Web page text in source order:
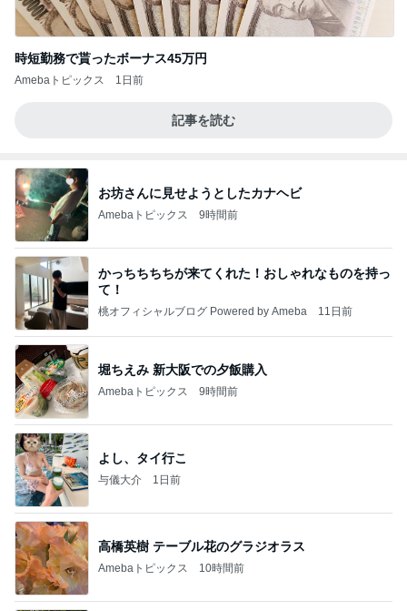
時短勤務で貰ったボーナス45万円
Amebaトピックス 1日前
記事を読む
お坊さんに見せようとしたカナヘビ
Amebaトピックス 9時間前
かっちちちちが来てくれた！おしゃれなものを持っ
て！
桃オフィシャルブログ Powered by Ameba 11日前
堀ちえみ 新大阪での夕飯購入
Amebaトピックス 9時間前
よし、タイ行こ
与儀大介 1日前
高橋英樹 テーブル花のグラジオラス
Amebaトピックス 10時間前